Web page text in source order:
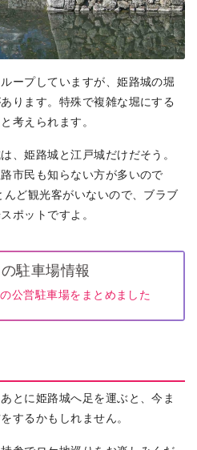
ープしていますが、姫路城の堀
ります。特殊で複雑な堀にする
考えられます。
、姫路城と江戸城だけだそう。
市民も知らない方が多いので
ど観光客がいないので、ブラブ
ポットですよ。
駐車場情報
公営駐車場をまとめました
とに姫路城へ足を運ぶと、今ま
するかもしれません。